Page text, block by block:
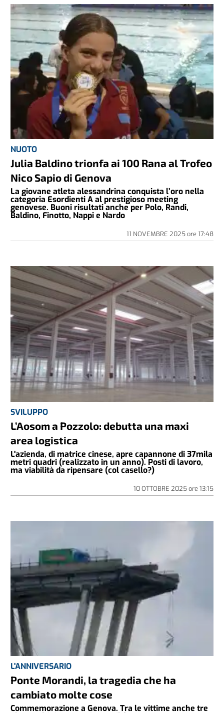
NUOTO
Julia Baldino trionfa ai 100 Rana al Trofeo
Nico Sapio di Genova
La giovane atleta alessandrina conquista l’oro nella
categoria Esordienti A al prestigioso meeting
genovese. Buoni risultati anche per Polo, Randi,
Baldino, Finotto, Nappi e Nardo
11 NOVEMBRE 2025ore 17:48
SVILUPPO
L’Aosom a Pozzolo: debutta una maxi
area logistica
L'azienda, di matrice cinese, apre capannone di 37mila
metri quadri (realizzato in un anno). Posti di lavoro,
ma viabilità da ripensare (col casello?)
10 OTTOBRE 2025ore 13:15
L'ANNIVERSARIO
Ponte Morandi, la tragedia che ha
cambiato molte cose
Commemorazione a Genova. Tra le vittime anche tre